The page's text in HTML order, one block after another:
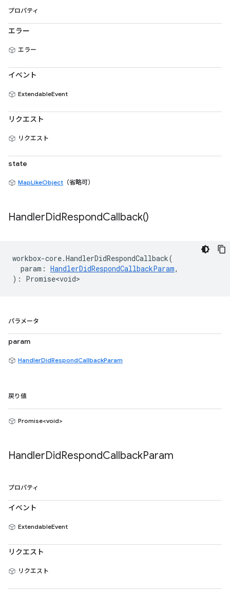
プロパティ
エラー
エラー
イベント
ExtendableEvent
リクエスト
リクエスト
state
MapLikeObject （省略可）
HandlerDidRespondCallback()
workbox-core.HandlerDidRespondCallback(
param : HandlerDidRespondCallbackParam,
) : Promise<void>
パラメータ
param
HandlerDidRespondCallbackParam
戻り値
Promise<void>
HandlerDidRespondCallbackParam
プロパティ
イベント
ExtendableEvent
リクエスト
リクエスト